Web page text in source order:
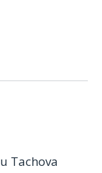
Tachova